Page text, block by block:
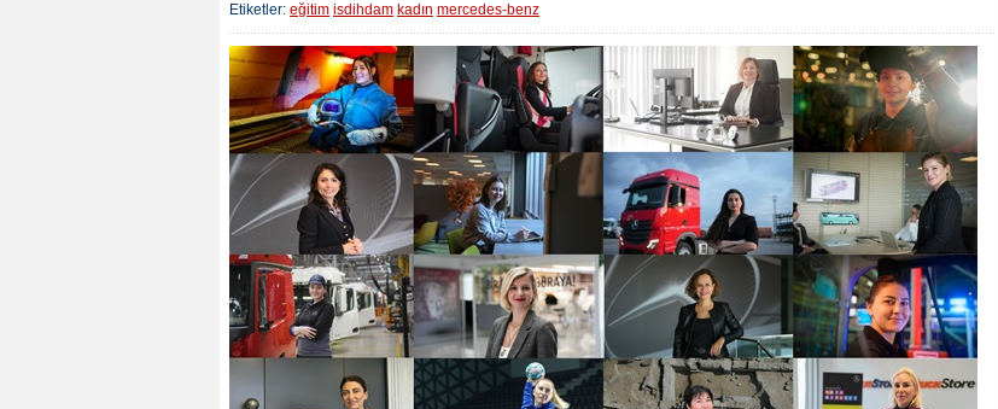
Etiketler: eğitim isdihdam kadın mercedes-benz